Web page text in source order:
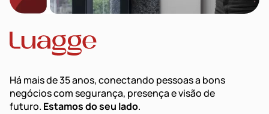
Há mais de 35 anos, conectando pessoas a bons
negócios com segurança, presença e visão de
futuro. Estamos do seu lado.